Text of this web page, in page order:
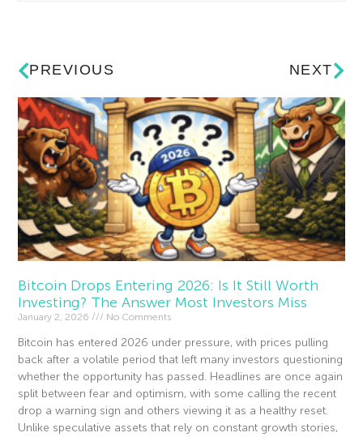
PREVIOUS NEXT
Bitcoin Drops Entering 2026: Is It Still Worth
Investing? The Answer Most Investors Miss
January 2, 2026 No Comments
Bitcoin has entered 2026 under pressure, with prices pulling
back after a volatile period that left many investors questioning
whether the opportunity has passed. Headlines are once again
split between fear and optimism, with some calling the recent
drop a warning sign and others viewing it as a healthy reset.
Unlike speculative assets that rely on constant growth stories,